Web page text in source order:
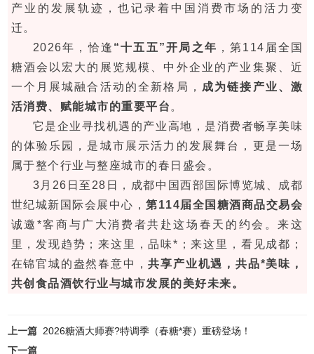
产业的发展轨迹，也记录着中国消费市场的活力变
迁。
2026年，恰逢 “十五五”开局之年 ，第114届全国
糖酒会以宏大的展览规模、中外企业的产业集聚、近
一个月展城融合活动的全新格局， 成为链接产业、激
活消费、赋能城市的重要平台 。
它是企业寻找机遇的产业高地，是消费者畅享美味
的体验乐园，是城市展示活力的发展舞台，更是一场
属于整个行业与整座城市的春日盛会。
3月26日至28日，成都中国西部国际博览城、成都
世纪城新国际会展中心，第114届全国糖酒商品交易会
诚邀*客商与广大消费者共赴这场春天的约会。来这
里，发现趋势；来这里，品味*；来这里，看见成都；
在锦官城的盎然春意中，共享产业机遇，共品*美味，
共创食品酒饮行业与城市发展的美好未来。
上一篇 2026糖酒大师赛?特调季（春糖*赛）重磅登场！
下一篇